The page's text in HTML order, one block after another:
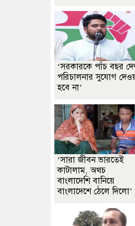
‘সরকারকে পাঁচ বছর
পরিচালনার সুযোগ
হবে না’
‘সারা জীবন ভারতেই
কাটালাম, অথচ
বাংলাদেশি বানিয়ে
বাংলাদেশে ঠেলে দিলো’